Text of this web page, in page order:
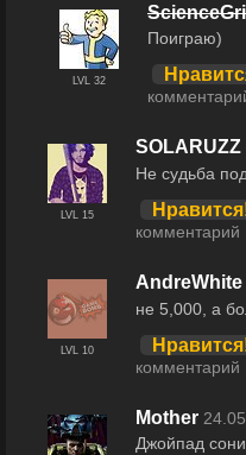
LVL 32
Поиграю)
LVL 15
SOLARUZZ
Не судьба
комментарий
LVL 10
AndreWhite
не 5,000, а
комментарий
Mother
Джойпад